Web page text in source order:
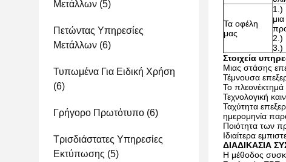
Μετάλλων (5)
Πετώντας Υπηρεσίες
Μετάλλων (6)
Τυπωμένα Για Ειδική Χρήση
(6)
Γρήγορο Πρωτότυπο (6)
Τρισδιάστατες Υπηρεσίες
Εκτύπωσης (5)
Τα οφέλη
μας
1.)
2.)
3.)
Στοιχεία
Μιας στάσης
Τέμνουσα
Το
Τεχνολογική
Ταχύτητα
ημερομηνία
Ποιότητα των
Ιδιαίτερα
ΔΙΑΔΙΚΑΣΙΑ
Η μέθοδος